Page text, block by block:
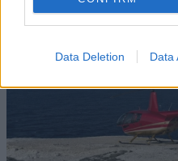
Data Deletion Data